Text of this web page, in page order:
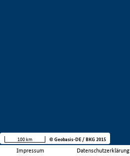
Impressum Datenschutzerklärung
100 km © Geobasis-DE / BKG 2015